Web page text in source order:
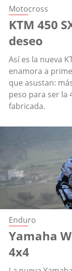
Motocross
KTM 450
deseo
Así es la nueva
enamora a
que asustan:
peso para ser la
fabricada.
Enduro
Yamaha
4x4